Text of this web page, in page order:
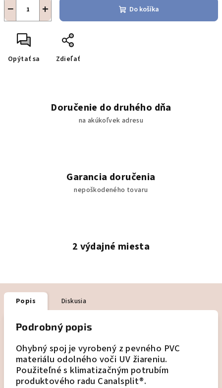
+
− Do košíka
Opýtať sa Zdieľať
Doručenie do druhého dňa
na akúkoľvek adresu
Garancia doručenia
nepoškodeného tovaru
2 výdajné miesta
Popis Diskusia
Podrobný popis
Ohybný spoj je vyrobený z pevného PVC
materiálu odolného voči UV žiareniu.
Použiteľné s klimatizačným potrubím
produktového radu Canalsplit®.